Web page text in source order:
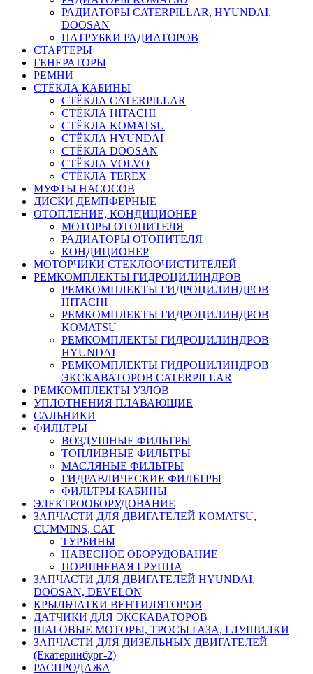
РАДИАТОРЫ CATERPILLAR, HYUNDAI,
DOOSAN
ПАТРУБКИ РАДИАТОРОВ
СТАРТЕРЫ
ГЕНЕРАТОРЫ
РЕМНИ
СТЁКЛА КАБИНЫ
СТЁКЛА CATERPILLAR
СТЁКЛА HITACHI
СТЁКЛА KOMATSU
СТЁКЛА HYUNDAI
СТЁКЛА DOOSAN
СТЁКЛА VOLVO
СТЁКЛА TEREX
МУФТЫ НАСОСОВ
ДИСКИ ДЕМПФЕРНЫЕ
ОТОПЛЕНИЕ, КОНДИЦИОНЕР
МОТОРЫ ОТОПИТЕЛЯ
РАДИАТОРЫ ОТОПИТЕЛЯ
КОНДИЦИОНЕР
МОТОРЧИКИ СТЕКЛООЧИСТИТЕЛЕЙ
РЕМКОМПЛЕКТЫ ГИДРОЦИЛИНДРОВ
РЕМКОМПЛЕКТЫ ГИДРОЦИЛИНДРОВ
HITACHI
РЕМКОМПЛЕКТЫ ГИДРОЦИЛИНДРОВ
KOMATSU
РЕМКОМПЛЕКТЫ ГИДРОЦИЛИНДРОВ
HYUNDAI
РЕМКОМПЛЕКТЫ ГИДРОЦИЛИНДРОВ
ЭКСКАВАТОРОВ CATERPILLAR
РЕМКОМПЛЕКТЫ УЗЛОВ
УПЛОТНЕНИЯ ПЛАВАЮЩИЕ
САЛЬНИКИ
ФИЛЬТРЫ
ВОЗДУШНЫЕ ФИЛЬТРЫ
ТОПЛИВНЫЕ ФИЛЬТРЫ
МАСЛЯНЫЕ ФИЛЬТРЫ
ГИДРАВЛИЧЕСКИЕ ФИЛЬТРЫ
ФИЛЬТРЫ КАБИНЫ
ЭЛЕКТРООБОРУДОВАНИЕ
ЗАПЧАСТИ ДЛЯ ДВИГАТЕЛЕЙ KOMATSU,
CUMMINS, CAT
ТУРБИНЫ
НАВЕСНОЕ ОБОРУДОВАНИЕ
ПОРШНЕВАЯ ГРУППА
ЗАПЧАСТИ ДЛЯ ДВИГАТЕЛЕЙ HYUNDAI,
DOOSAN, DEVELON
КРЫЛЬЧАТКИ ВЕНТИЛЯТОРОВ
ДАТЧИКИ ДЛЯ ЭКСКАВАТОРОВ
ШАГОВЫЕ МОТОРЫ, ТРОСЫ ГАЗА, ГЛУШИЛКИ
ЗАПЧАСТИ ДЛЯ ДИЗЕЛЬНЫХ ДВИГАТЕЛЕЙ
(Екатеринбург-2)
РАСПРОДАЖА